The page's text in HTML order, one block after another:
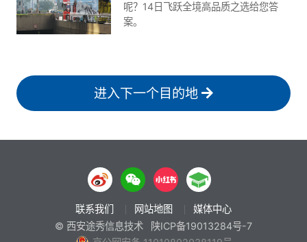
呢？14日飞跃全境高品质之选给您答
案。
进入下一个目的地
联系我们 网站地图
媒体中心
© 西安途秀信息技术
陕ICP备19013284号-7